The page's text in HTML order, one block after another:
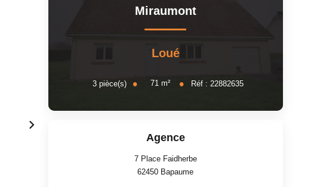
Miraumont
Loué
3 pièce(s) 71 m² Réf : 22882635
Agence
7 Place Faidherbe
62450 Bapaume